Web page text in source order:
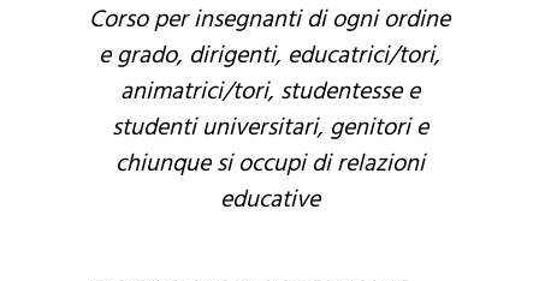
Corso per insegnanti di ogni ordine
e grado, dirigenti, educatrici/tori,
animatrici/tori, studentesse e
studenti universitari, genitori e
chiunque si occupi di relazioni
educative